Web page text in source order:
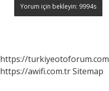
https://turkiyeotoforum.com
https://awifi.com.trSitemap